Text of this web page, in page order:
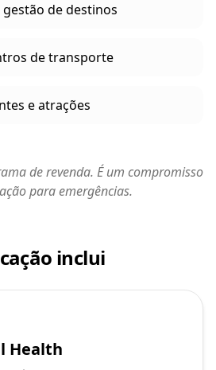
de destinos
de transporte
e atrações
de revenda. É um compromisso
para emergências.
inclui
Health